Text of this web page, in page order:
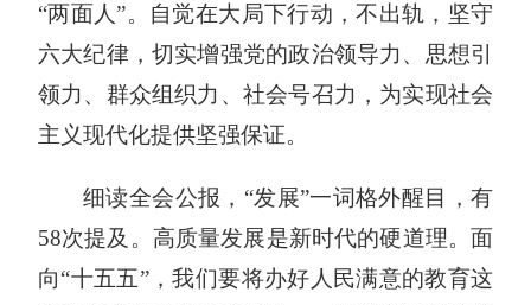
“两面人”。自觉在大局下行动，不出轨，坚守
六大纪律，切实增强党的政治领导力、思想引
领力、群众组织力、社会号召力，为实现社会
主义现代化提供坚强保证。
细读全会公报，“发展”一词格外醒目，有
58次提及。高质量发展是新时代的硬道理。面
向“十五五”，我们要将办好人民满意的教育这